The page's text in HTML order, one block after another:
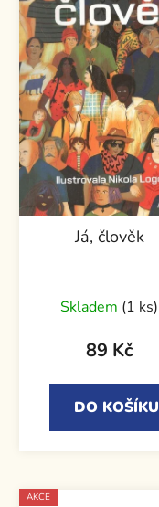
Já, člověk
Skladem (1 ks)
89 Kč
DO KOŠÍKU
AKCE